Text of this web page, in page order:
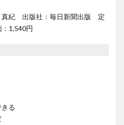
真紀 出版社：毎日新聞出版 定
：1,540円
る